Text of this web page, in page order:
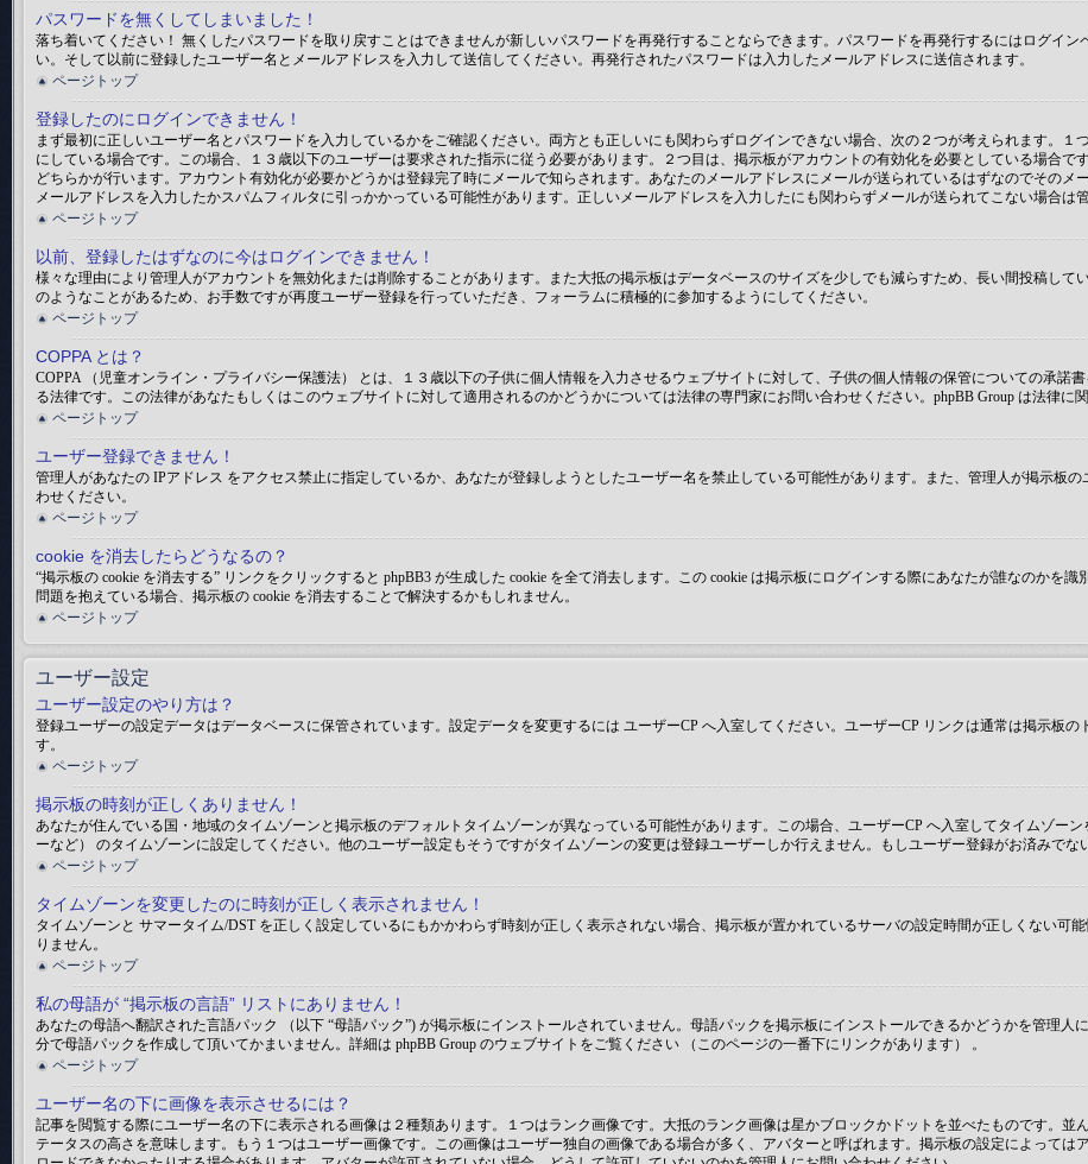
パスワードを無くしてしまいました！
落ち着いてください！ 無くしたパスワードを取り戻すことはできませんが新しいパスワードを再発行することならできます。パスワードを再発行するにはログイン
い。そして以前に登録したユーザー名とメールアドレスを入力して送信してください。再発行されたパスワードは入力したメールアドレスに送信されます。
ページトップ
登録したのにログインできません！
まず最初に正しいユーザー名とパスワードを入力しているかをご確認ください。両方とも正しいにも関わらずログインできない場合、次の２つが考えられます。１
にしている場合です。この場合、１３歳以下のユーザーは要求された指示に従う必要があります。２つ目は、掲示板がアカウントの有効化を必要としている場合
どちらかが行います。アカウント有効化が必要かどうかは登録完了時にメールで知らされます。あなたのメールアドレスにメールが送られているはずなのでその
メールアドレスを入力したかスパムフィルタに引っかかっている可能性があります。正しいメールアドレスを入力したにも関わらずメールが送られてこない場合は
ページトップ
以前、登録したはずなのに今はログインできません！
様々な理由により管理人がアカウントを無効化または削除することがあります。また大抵の掲示板はデータベースのサイズを少しでも減らすため、長い間投稿し
のようなことがあるため、お手数ですが再度ユーザー登録を行っていただき、フォーラムに積極的に参加するようにしてください。
ページトップ
COPPA とは？
COPPA （児童オンライン・プライバシー保護法） とは、１３歳以下の子供に個人情報を入力させるウェブサイトに対して、子供の個人情報の保管についての承諾
る法律です。この法律があなたもしくはこのウェブサイトに対して適用されるのかどうかについては法律の専門家にお問い合わせください。phpBB Group は法律に
ページトップ
ユーザー登録できません！
管理人があなたの IPアドレス をアクセス禁止に指定しているか、あなたが登録しようとしたユーザー名を禁止している可能性があります。また、管理人が掲示板
わせください。
ページトップ
cookie を消去したらどうなるの？
“掲示板の cookie を消去する” リンクをクリックすると phpBB3 が生成した cookie を全て消去します。この cookie は掲示板にログインする際にあなたが誰なのかを
問題を抱えている場合、掲示板の cookie を消去することで解決するかもしれません。
ページトップ
ユーザー設定
ユーザー設定のやり方は？
登録ユーザーの設定データはデータベースに保管されています。設定データを変更するには ユーザーCP へ入室してください。ユーザーCP リンクは通常は掲示板
す。
ページトップ
掲示板の時刻が正しくありません！
あなたが住んでいる国・地域のタイムゾーンと掲示板のデフォルトタイムゾーンが異なっている可能性があります。この場合、ユーザーCP へ入室してタイムゾー
ーなど） のタイムゾーンに設定してください。他のユーザー設定もそうですがタイムゾーンの変更は登録ユーザーしか行えません。もしユーザー登録がお済みでな
ページトップ
タイムゾーンを変更したのに時刻が正しく表示されません！
タイムゾーンと サマータイム/DST を正しく設定しているにもかかわらず時刻が正しく表示されない場合、掲示板が置かれているサーバの設定時間が正しくない可
りません。
ページトップ
私の母語が “掲示板の言語” リストにありません！
あなたの母語へ翻訳された言語パック （以下 “母語パック”) が掲示板にインストールされていません。母語パックを掲示板にインストールできるかどうかを管理
分で母語パックを作成して頂いてかまいません。詳細は phpBB Group のウェブサイトをご覧ください （このページの一番下にリンクがあります） 。
ページトップ
ユーザー名の下に画像を表示させるには？
記事を閲覧する際にユーザー名の下に表示される画像は２種類あります。１つはランク画像です。大抵のランク画像は星かブロックかドットを並べたものです。
テータスの高さを意味します。もう１つはユーザー画像です。この画像はユーザー独自の画像である場合が多く、アバターと呼ばれます。掲示板の設定によって